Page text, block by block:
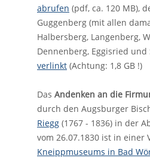
abrufen (pdf, ca. 120 MB),
Guggenberg (mit allen
Halbersberg, Langenberg,
Dennenberg, Eggisried
verlinkt (Achtung: 1,8 GB !)
Das Andenken an die
durch den Augsburger
Riegg (1767 - 1836) in der
vom 26.07.1830 ist in einer
Kneippmuseums in Bad